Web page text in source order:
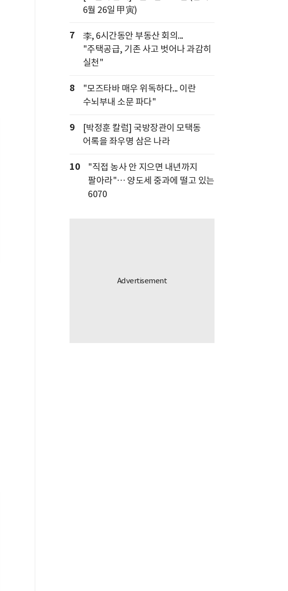
6월 26일 甲寅)
7
李, 6시간동안 부동산 회의...
"주택공급, 기존 사고 벗어나 과감히
실천"
8
"모즈타바 매우 위독하다... 이란
수뇌부내 소문 파다"
9
[박정훈 칼럼] 국방장관이 모택동
어록을 좌우명 삼은 나라
10
"직접 농사 안 지으면 내년까지
팔아라"… 양도세 중과에 떨고 있는
6070